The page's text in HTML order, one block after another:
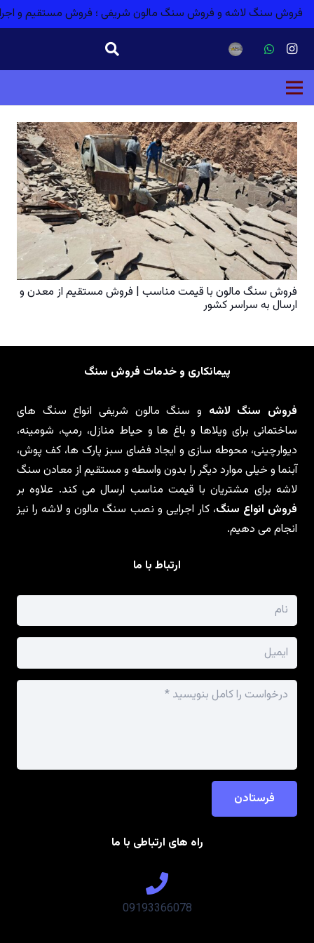
فروش سنگ لاشه و فروش سنگ مالون شریفی ؛ فروش مستقیم و
فروش سنگ مالون با قیمت مناسب | فروش مستقیم از معدن و
ارسال به سراسر کشور
پیمانکاری و خدمات فروش سنگ
فروش سنگ لاشه و سنگ مالون شریفی انواع سنگ های
ساختمانی برای ویلاها و باغ ها و حیاط منازل، رمپ، شومینه،
دیوارچینی، محوطه سازی و ایجاد فضای سبز پارک ها، کف پوش،
آبنما و خیلی موارد دیگر را بدون واسطه و مستقیم از معادن سنگ
لاشه برای مشتریان با قیمت مناسب ارسال می کند. علاوه بر
فروش انواع سنگ، کار اجرایی و نصب سنگ مالون و لاشه را نیز
انجام می دهیم.
ارتباط با ما
فرستادن
راه های ارتباطی با ما
09193366078